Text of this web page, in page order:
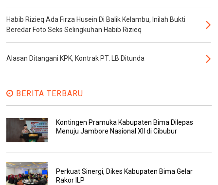
Habib Rizieq Ada Firza Husein Di Balik Kelambu, Inilah Bukti
Beredar Foto Seks Selingkuhan Habib Rizieq
Alasan Ditangani KPK, Kontrak PT. LB Ditunda
BERITA TERBARU
Kontingen Pramuka Kabupaten Bima Dilepas
Menuju Jambore Nasional XII di Cibubur
Perkuat Sinergi, Dikes Kabupaten Bima Gelar
Rakor ILP